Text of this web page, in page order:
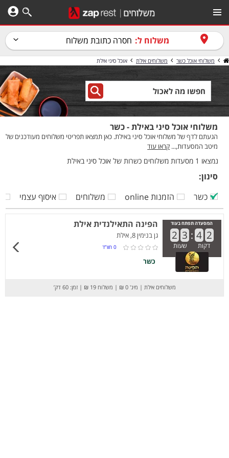
משלוח ל: חסרה כתובת משלוח
משלוחי אוכל כשר משלוחים אילת אוכל סיני אילת
משלוחי אוכל סיני באילת - כשר
הגעתם לדף של משלוחי אוכל סיני באילת. כאן תמצאו תפריטי משלוחים מעודכנים של
מיטב המסעדות,... קראו עוד
נמצאו 1 מסעדות משלוחים כשרות של אוכל סיני באילת
סינון:
כשר
הזמנות online משלוחים איסוף עצמי
המסעדה תפתח בעוד
2 3 : 4 2
דקות שעות
הפינה התאילנדית אילת
גן בנימין 8, אילת
0 חוו”ד
כשר
משלוחים אילת | מינ' 0 ₪ | משלוח 19 ₪ | זמן: 60 דק’